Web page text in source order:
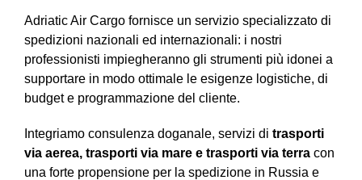
Adriatic Air Cargo fornisce un servizio specializzato di
spedizioni nazionali ed internazionali: i nostri
professionisti impiegheranno gli strumenti più idonei a
supportare in modo ottimale le esigenze logistiche, di
budget e programmazione del cliente.
Integriamo consulenza doganale, servizi di trasporti
via aerea, trasporti via mare e trasporti via terra con
una forte propensione per la spedizione in Russia e